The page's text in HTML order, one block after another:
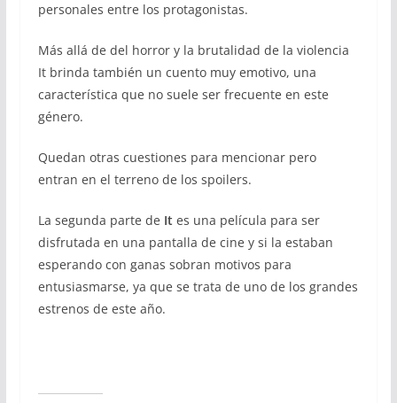
personales entre los protagonistas.
Más allá de del horror y la brutalidad de la violencia
It brinda también un cuento muy emotivo, una
característica que no suele ser frecuente en este
género.
Quedan otras cuestiones para mencionar pero
entran en el terreno de los spoilers.
La segunda parte de It es una película para ser
disfrutada en una pantalla de cine y si la estaban
esperando con ganas sobran motivos para
entusiasmarse, ya que se trata de uno de los grandes
estrenos de este año.